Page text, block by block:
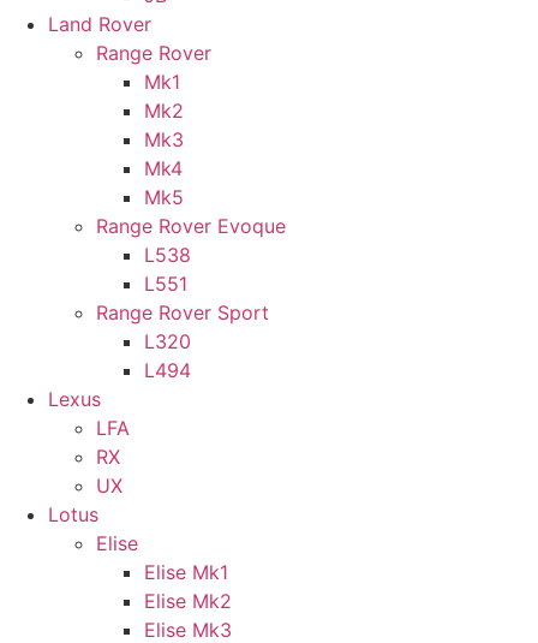
Land Rover
Range Rover
Mk1
Mk2
Mk3
Mk4
Mk5
Range Rover Evoque
L538
L551
Range Rover Sport
L320
L494
Lexus
LFA
RX
UX
Lotus
Elise
Elise Mk1
Elise Mk2
Elise Mk3